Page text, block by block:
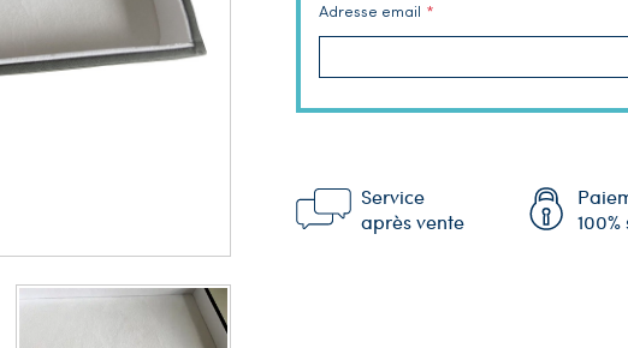
Adresse email
Service
après vente